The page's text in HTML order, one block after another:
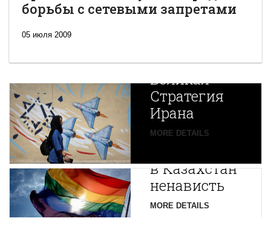
борьбы с сетевыми запретами
05 июля 2009
Новая
Великая
Стратегия
Ирана
MORE DETAILS
Путин
в Казахстан
ненависть
MORE DETAILS
Центральной
Азии
зарождается